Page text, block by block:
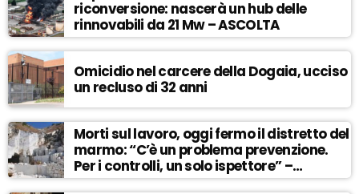
riconversione: nascerà un hub delle
rinnovabili da 21 Mw – ASCOLTA
Omicidio nel carcere della Dogaia, ucciso
un recluso di 32 anni
Morti sul lavoro, oggi fermo il distretto del
marmo: “C’è un problema prevenzione.
Per i controlli, un solo ispettore” –
ASCOLTA